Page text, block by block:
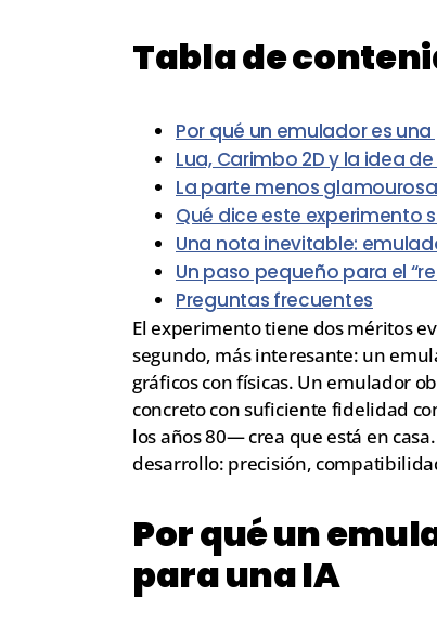
Tabla de
Por qué un emulador es
Lua, Carimbo 2D y la idea
La parte menos
Qué dice este experimento
Una nota inevitable:
Un paso pequeño para el
Preguntas frecuentes
El experimento tiene dos méritos
segundo, más interesante: un
gráficos con físicas. Un emulador
concreto con suficiente fidelidad
los años 80— crea que está en
desarrollo: precisión,
Por qué un
para una IA